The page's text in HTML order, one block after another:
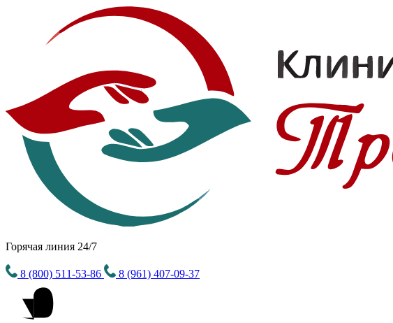
Горячая линия 24/7
8 (800) 511-53-86 8 (961) 407-09-37